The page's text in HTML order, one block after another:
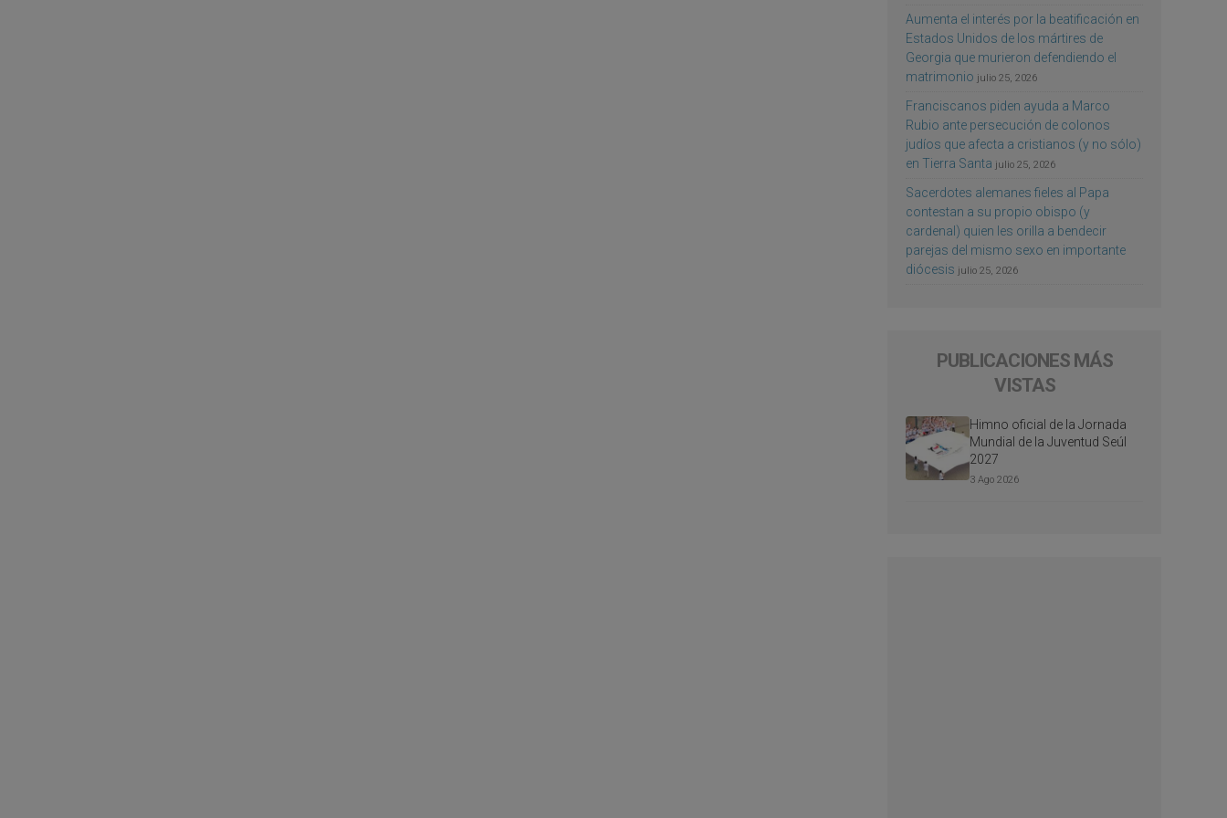
Aumenta el interés por la beatificación en
Estados Unidos de los mártires de
Georgia que murieron defendiendo el
matrimonio julio 25, 2026
Franciscanos piden ayuda a Marco
Rubio ante persecución de colonos
judíos que afecta a cristianos (y no sólo)
en Tierra Santa julio 25, 2026
Sacerdotes alemanes fieles al Papa
contestan a su propio obispo (y
cardenal) quien les orilla a bendecir
parejas del mismo sexo en importante
diócesis julio 25, 2026
PUBLICACIONES MÁS
VISTAS
Himno oficial de la Jornada
Mundial de la Juventud Seúl
2027
3 Ago 2026